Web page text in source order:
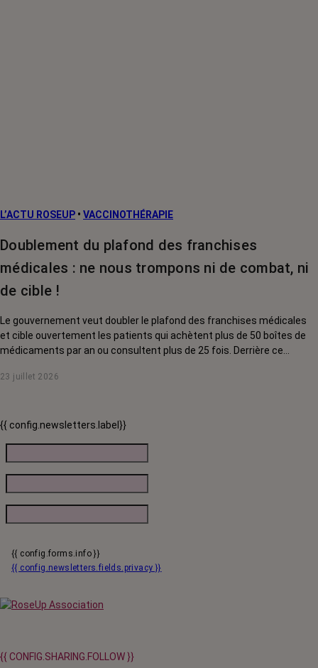
L’ACTU ROSEUP • VACCINOTHÉRAPIE
Doublement du plafond des franchises
médicales : ne nous trompons ni de combat, ni
de cible !
Le gouvernement veut doubler le plafond des franchises médicales
et cible ouvertement les patients qui achètent plus de 50 boîtes de
médicaments par an ou consultent plus de 25 fois. Derrière ce
chroniques, et en premier lieu les personnes touchées par un cancer,
23 juillet 2026
{{ config.newsletters.label}}
{{ config.forms.info }}
{{ config.newsletters.fields.privacy }}
{{ CONFIG.SHARING.FOLLOW }}